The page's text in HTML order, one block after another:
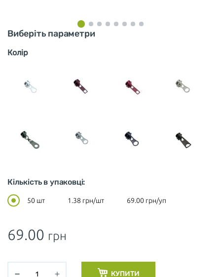
Виберіть параметри
Колір
Кількість в упаковці:
50 шт 1.38 грн/шт 69.00 грн/уп
69.00 грн
КУПИТИ